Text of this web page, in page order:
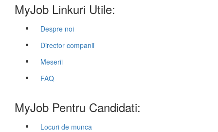
MyJob Linkuri Utile:
Despre noi
Director companii
Meserii
FAQ
MyJob Pentru Candidati:
Locuri de munca